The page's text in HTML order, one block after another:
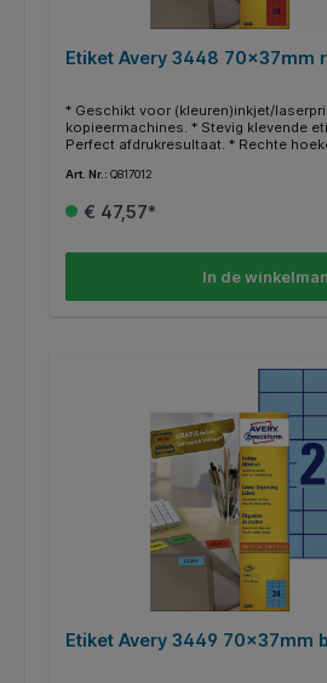
Etiket Avery 3448 70x37mm
* Geschikt voor (kleuren)inkjet/
kopieermachines. * Stevig klevende
Perfect afdrukresultaat. * Rechte
om documenten, boeken en andere
ontwerpsoftware beschikbaar op
Art. Nr.: Q817012
€ 47,57*
In de
Etiket Avery 3449 70x37mm